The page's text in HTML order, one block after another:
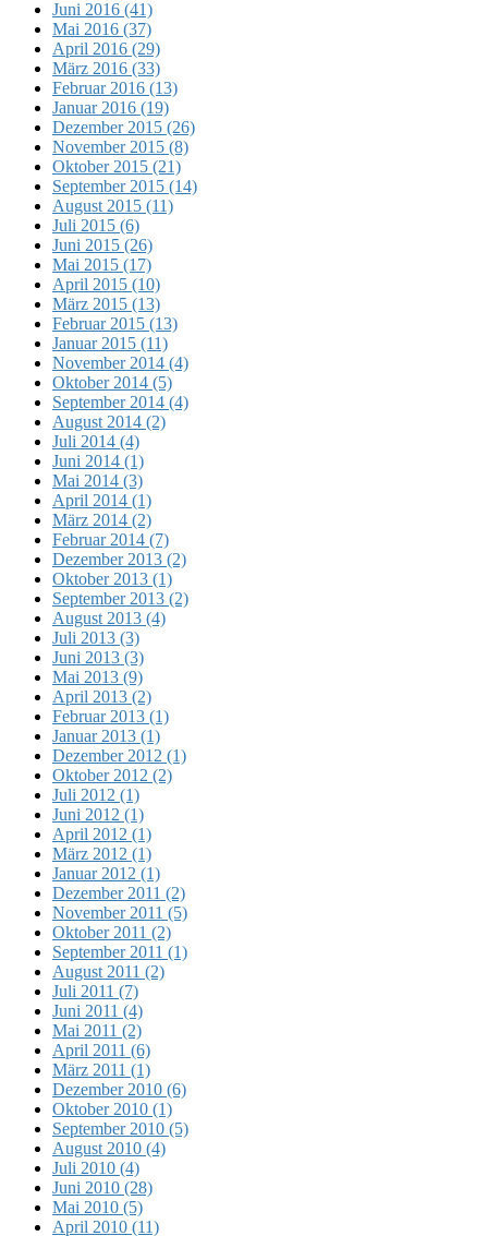
Juni 2016 (41)
Mai 2016 (37)
April 2016 (29)
März 2016 (33)
Februar 2016 (13)
Januar 2016 (19)
Dezember 2015 (26)
November 2015 (8)
Oktober 2015 (21)
September 2015 (14)
August 2015 (11)
Juli 2015 (6)
Juni 2015 (26)
Mai 2015 (17)
April 2015 (10)
März 2015 (13)
Februar 2015 (13)
Januar 2015 (11)
November 2014 (4)
Oktober 2014 (5)
September 2014 (4)
August 2014 (2)
Juli 2014 (4)
Juni 2014 (1)
Mai 2014 (3)
April 2014 (1)
März 2014 (2)
Februar 2014 (7)
Dezember 2013 (2)
Oktober 2013 (1)
September 2013 (2)
August 2013 (4)
Juli 2013 (3)
Juni 2013 (3)
Mai 2013 (9)
April 2013 (2)
Februar 2013 (1)
Januar 2013 (1)
Dezember 2012 (1)
Oktober 2012 (2)
Juli 2012 (1)
Juni 2012 (1)
April 2012 (1)
März 2012 (1)
Januar 2012 (1)
Dezember 2011 (2)
November 2011 (5)
Oktober 2011 (2)
September 2011 (1)
August 2011 (2)
Juli 2011 (7)
Juni 2011 (4)
Mai 2011 (2)
April 2011 (6)
März 2011 (1)
Dezember 2010 (6)
Oktober 2010 (1)
September 2010 (5)
August 2010 (4)
Juli 2010 (4)
Juni 2010 (28)
Mai 2010 (5)
April 2010 (11)